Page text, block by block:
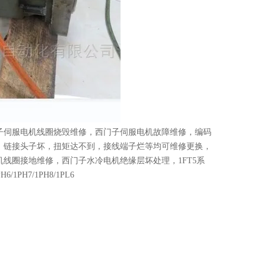
服电机线圈烧毁维修，西门子伺服电机故障维修，编码
接头子坏，扭矩达不到，接线端子烂等均可维修更换，
圈接地维修，西门子水冷电机绝缘层坏处理，1FT5系
1PH7/1PH8/1PL6